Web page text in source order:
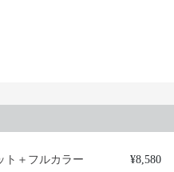
ト＋フルカラー ¥8,580